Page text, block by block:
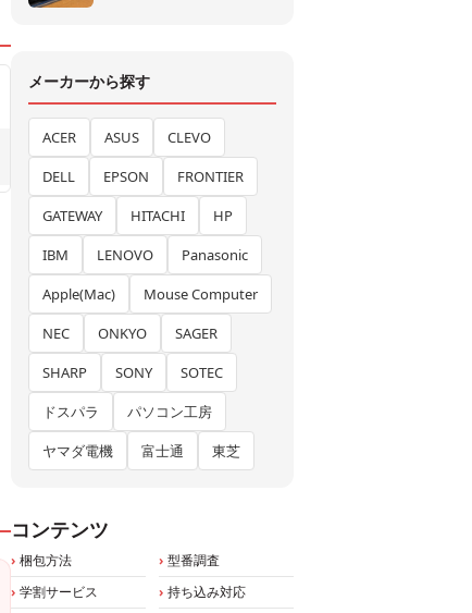
メーカーから探す
ACER ASUS
CLEVO
DELL
EPSON
FRONTIER
GATEWAY
HITACHI
HP
IBM
LENOVO
Panasonic
Apple(Mac)
Mouse Computer
NEC
ONKYO
SAGER
SHARP
SONY
SOTEC
ドスパラ
パソコン工房
ヤマダ電機
富士通 東芝
コンテンツ
梱包方法
型番調査
学割サービス
持ち込み対応